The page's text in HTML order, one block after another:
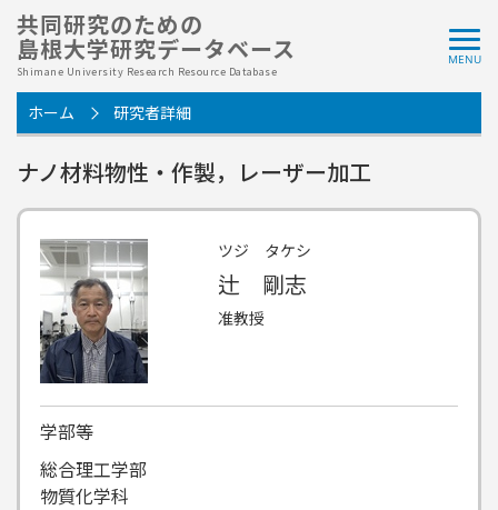
共同研究のための
島根大学研究データベース
Shimane University Research Resource Database
ホーム 研究者詳細
ナノ材料物性・作製，レーザー加工
ツジ タケシ
辻 剛志
准教授
学部等
総合理工学部
物質化学科